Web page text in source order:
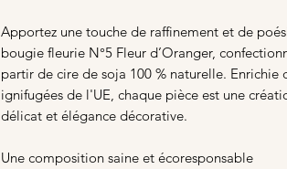
Apportez une touche de raffinement et de
bougie fleurie N°5 Fleur d’Oranger,
partir de cire de soja 100 % naturelle. Enrichie
ignifugées de l'UE, chaque pièce est une
délicat et élégance décorative.
Une composition saine et écoresponsable